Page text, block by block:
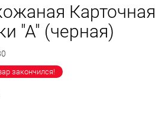
Карточная
"А" (черная)
закончился!